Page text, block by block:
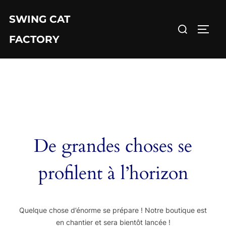
SWING CAT
FACTORY
Rechercher :
De grandes choses se
profilent à l’horizon
Quelque chose d’énorme se prépare ! Notre boutique est
en chantier et sera bientôt lancée !